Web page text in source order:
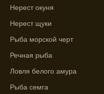
температуры
Лучше всего
как указывает
Прогноз клева
представление о
Нерест окуня
Нерест щуки
Рыба морской черт
Речная рыба
Ловля белого амура
Рыба семга